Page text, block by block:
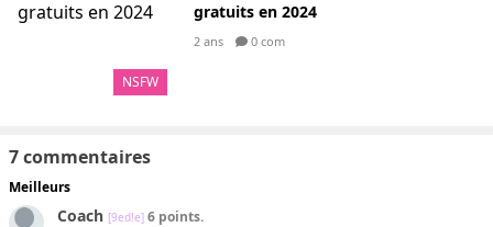
NSFW
gratuits en 2024
2 ans 0 com
7 commentaires
Meilleurs
Coach [9ed!e] 6 points.